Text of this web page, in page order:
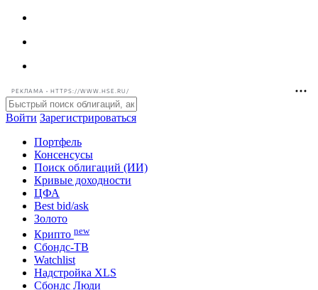
РЕКЛАМА • HTTPS://WWW.HSE.RU/
Войти Зарегистрироваться
Портфель
Консенсусы
Поиск облигаций (ИИ)
Кривые доходности
ЦФА
Best bid/ask
Золото
Крипто new